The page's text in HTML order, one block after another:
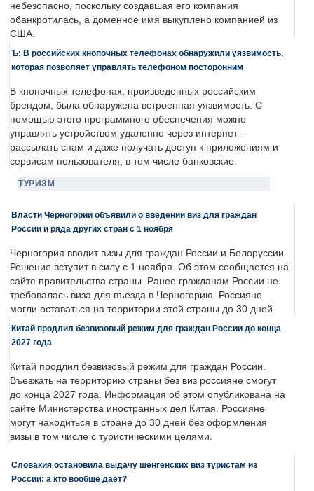
небезопасно, поскольку создавшая его компания
обанкротилась, а доменное имя выкуплено компанией из
США.
Ъ: В российских кнопочных телефонах обнаружили уязвимость,
которая позволяет управлять телефоном посторонним
В кнопочных телефонах, произведенных российским
брендом, была обнаружена встроенная уязвимость. С
помощью этого программного обеспечения можно
управлять устройством удаленно через интернет -
рассылать спам и даже получать доступ к приложениям и
сервисам пользователя, в том числе банковские.
ТУРИЗМ
Власти Черногории объявили о введении виз для граждан
России и ряда других стран с 1 ноября
Черногория вводит визы для граждан России и Белоруссии.
Решение вступит в силу с 1 ноября. Об этом сообщается на
сайте правительства страны. Ранее гражданам России не
требовалась виза для въезда в Черногорию. Россияне
могли оставаться на территории этой страны до 30 дней.
Китай продлил безвизовый режим для граждан России до конца
2027 года
Китай продлил безвизовый режим для граждан России.
Въезжать на территорию страны без виз россияне смогут
до конца 2027 года. Информация об этом опубликована на
сайте Министерства иностранных дел Китая. Россияне
могут находиться в стране до 30 дней без оформления
визы в том числе с туристическими целями.
Словакия остановила выдачу шенгенских виз туристам из
России: а кто вообще дает?